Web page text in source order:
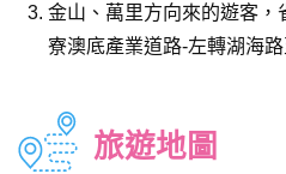
金山、萬里方向來的遊客，
寮澳底產業道路-左轉湖海路
旅遊地圖